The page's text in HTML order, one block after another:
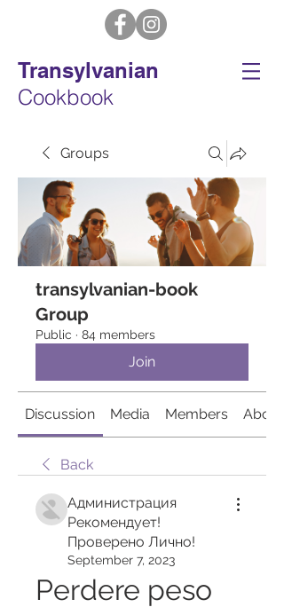
Transylvanian
Cookbook
Groups
transylvanian-book
Group
Public · 84 members
Join
Discussion Media Members About
Back
Администрация
Рекомендует!
Проверено Лично!
September 7, 2023
Perdere peso